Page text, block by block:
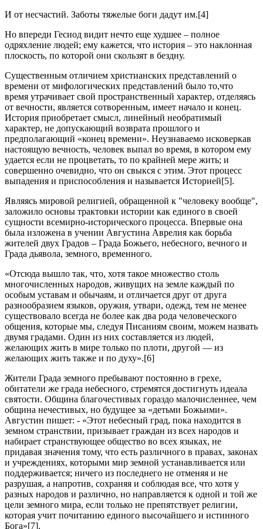
И от несчастий. Заботы тяжелые боги дадут им.[4]
Но впереди Гесиод видит нечто еще худшее – полное
одряхление людей; ему кажется, что история – это наклонная
плоскость, по которой они скользят в бездну.
Существенным отличием христианских представлений о
времени от мифологических представлений было то,что
время утрачивает свой пространственный характер, отделяясь
от вечности, является сотворенным, имеет начало и конец.
История приобретает смысл, линейный необратимый
характер, не допускающий возврата прошлого и
предполагающий «конец времени». Неузнаваемо исковеркав
настоящую вечность, человек выпал во время, в котором ему
удается если не процветать, то по крайней мере жить; и
совершенно очевидно, что он свыкся с этим. Этот процесс
выпадения и приспособления и называется Историей[5].
Являясь мировой религией, обращенной к "человеку вообще",
заложило основы трактовки истории как единого в своей
сущности всемирно-исторического процесса. Впервые она
была изложена в учении Августина Аврелия как борьба
жителей двух Градов – Града Божьего, небесного, вечного и
Града дьявола, земного, временного.
«Отсюда вышло так, что, хотя такое множество столь
многочисленных народов, живущих на земле каждый по
особым уставам и обычаям, и отличается друг от друга
разнообразием языков, оружия, утвари, одежд, тем не менее
существовало всегда не более как два рода человеческого
общения, которые мы, следуя Писаниям своим, можем назвать
двумя градами. Один из них составляется из людей,
желающих жить в мире только по плоти, другой — из
желающих жить также и по духу».[6]
Жители Града земного пребывают постоянно в грехе,
обитатели же града небесного, стремятся достигнуть идеала
святости. Община благочестивых гораздо малочисленнее, чем
община нечестивых, но будущее за «детьми Божьими».
Августин пишет: - «Этот небесный град, пока находится в
земном странствии, призывает граждан из всех народов и
набирает странствующее общество во всех языках, не
придавая значения тому, что есть различного в правах, законах
и учреждениях, которыми мир земной устанавливается или
поддерживается; ничего из последнего не отменяя и не
разрушая, а напротив, сохраняя и соблюдая все, что хотя у
разных народов и различно, но направляется к одной и той же
цели земного мира, если только не препятствует религии,
которая учит почитанию единого высочайшего и истинного
Бога»[7].